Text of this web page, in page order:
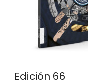
Edición 66